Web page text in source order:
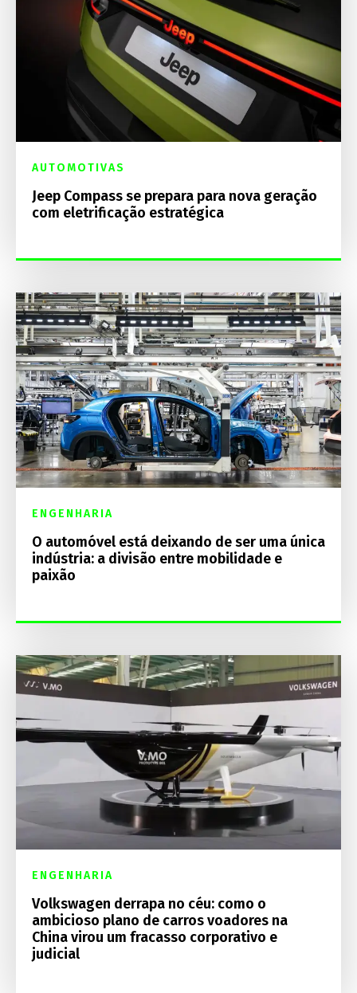
AUTOMOTIVAS
Jeep Compass se prepara para nova geração
com eletrificação estratégica
ENGENHARIA
O automóvel está deixando de ser uma única
indústria: a divisão entre mobilidade e
paixão
ENGENHARIA
Volkswagen derrapa no céu: como o
ambicioso plano de carros voadores na
China virou um fracasso corporativo e
judicial